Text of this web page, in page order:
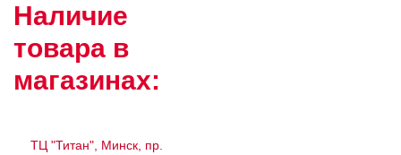
Наличие
товара в
магазинах:
ТЦ "Титан", Минск, пр.